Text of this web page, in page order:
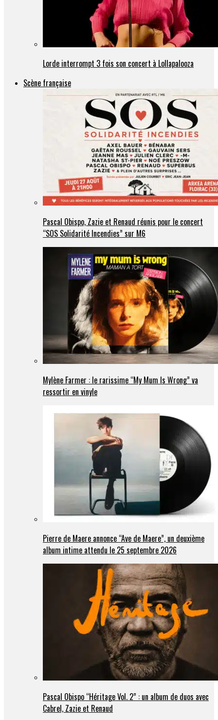
Lorde interrompt 3 fois son concert à Lollapalooza
Scène française
Pascal Obispo, Zazie et Renaud réunis pour le concert
“SOS Solidarité Incendies” sur M6
Mylène Farmer : le rarissime “My Mum Is Wrong” va
ressortir en vinyle
Pierre de Maere annonce “Ave de Maere”, un deuxième
album intime attendu le 25 septembre 2026
Pascal Obispo “Héritage Vol. 2” : un album de duos avec
Cabrel, Zazie et Renaud